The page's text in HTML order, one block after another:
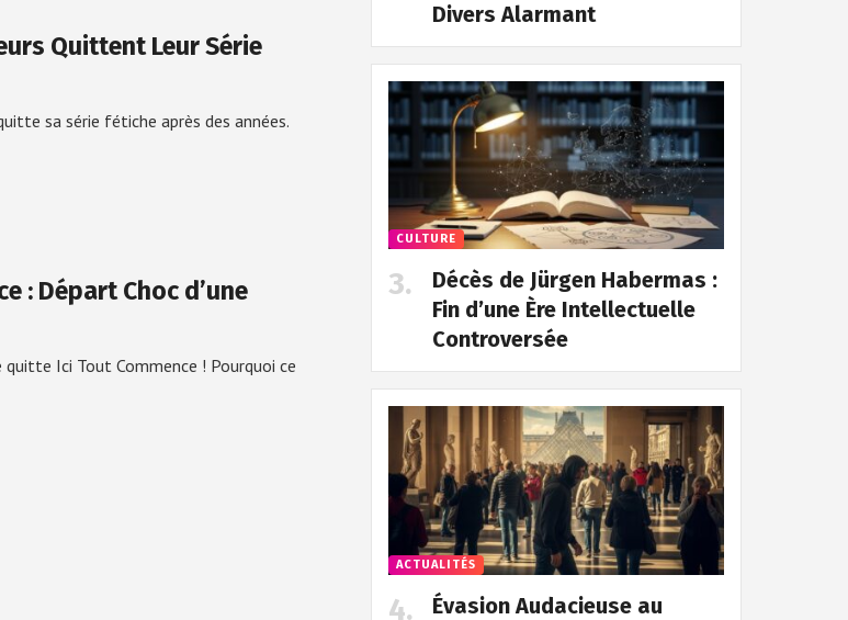
Quittent Leur Série
sa série fétiche après des années.
: Départ Choc d’une
Ici Tout Commence ! Pourquoi ce
Divers Alarmant
CULTURE
Décès de Jürgen Habermas :
Fin d’une Ère Intellectuelle
Controversée
ACTUALITÉS
Évasion Audacieuse au